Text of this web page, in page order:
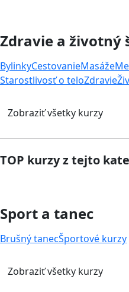
Zdravie a životný
BylinkyCestovanieMasáže
Starostlivosť o teloZdravie
Zobraziť všetky kurzy
TOP kurzy z tejto
Sport a tanec
Brušný tanecŠportové kurzy
Zobraziť všetky kurzy